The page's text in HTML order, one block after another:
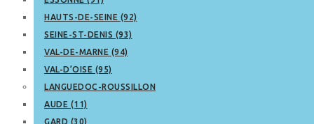
HAUTS-DE-SEINE (92)
SEINE-ST-DENIS (93)
VAL-DE-MARNE (94)
VAL-D’OISE (95)
LANGUEDOC-ROUSSILLON
AUDE (11)
GARD (30)